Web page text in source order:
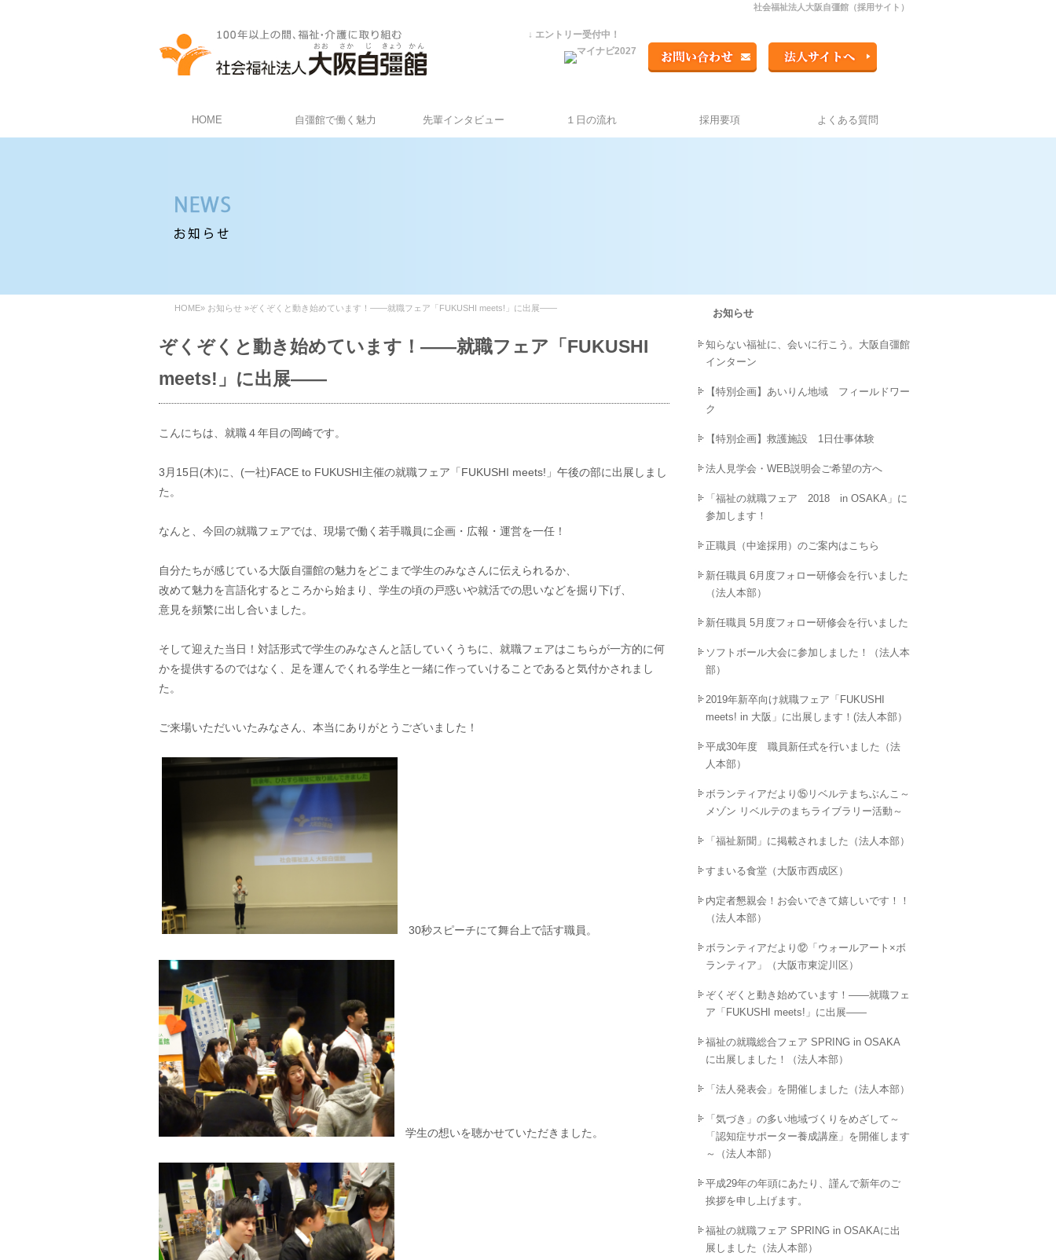
社会福祉法人大阪自彊館（採用サイト）
↓ エントリー受付中！
HOME 自彊館で働く魅力 先輩インタビュー １日の流れ 採用要項 よくある質問
HOME» お知らせ »ぞくぞくと動き始めています！――就職フェア「FUKUSHI meets!」に出展――
ぞくぞくと動き始めています！――就職フェア「FUKUSHI
meets!」に出展――
こんにちは、就職４年目の岡崎です。
3月15日(木)に、(一社)FACE to FUKUSHI主催の就職フェア「FUKUSHI meets!」午後の部に出展しまし
た。
なんと、今回の就職フェアでは、現場で働く若手職員に企画・広報・運営を一任！
自分たちが感じている大阪自彊館の魅力をどこまで学生のみなさんに伝えられるか、
改めて魅力を言語化するところから始まり、学生の頃の戸惑いや就活での思いなどを掘り下げ、
意見を頻繁に出し合いました。
そして迎えた当日！対話形式で学生のみなさんと話していくうちに、就職フェアはこちらが一方的に何
かを提供するのではなく、足を運んでくれる学生と一緒に作っていけることであると気付かされまし
た。
ご来場いただいいたみなさん、本当にありがとうございました！
30秒スピーチにて舞台上で話す職員。
学生の想いを聴かせていただきました。
お知らせ
知らない福祉に、会いに行こう。大阪自彊館
インターン
【特別企画】あいりん地域 フィールドワー
ク
【特別企画】救護施設 1日仕事体験
法人見学会・WEB説明会ご希望の方へ
「福祉の就職フェア 2018 in OSAKA」に
参加します！
正職員（中途採用）のご案内はこちら
新任職員 6月度フォロー研修会を行いました
（法人本部）
新任職員 5月度フォロー研修会を行いました
ソフトボール大会に参加しました！（法人本
部）
2019年新卒向け就職フェア「FUKUSHI
meets! in 大阪」に出展します！(法人本部）
平成30年度 職員新任式を行いました（法
人本部）
ボランティアだより⑮リベルテまちぶんこ～
メゾン リベルテのまちライブラリー活動～
「福祉新聞」に掲載されました（法人本部）
すまいる食堂（大阪市西成区）
内定者懇親会！お会いできて嬉しいです！！
（法人本部）
ボランティアだより⑫「ウォールアート×ボ
ランティア」（大阪市東淀川区）
ぞくぞくと動き始めています！――就職フェ
ア「FUKUSHI meets!」に出展――
福祉の就職総合フェア SPRING in OSAKA
に出展しました！（法人本部）
「法人発表会」を開催しました（法人本部）
「気づき」の多い地域づくりをめざして～
「認知症サポーター養成講座」を開催します
～（法人本部）
平成29年の年頭にあたり、謹んで新年のご
挨拶を申し上げます。
福祉の就職フェア SPRING in OSAKAに出
展しました（法人本部）